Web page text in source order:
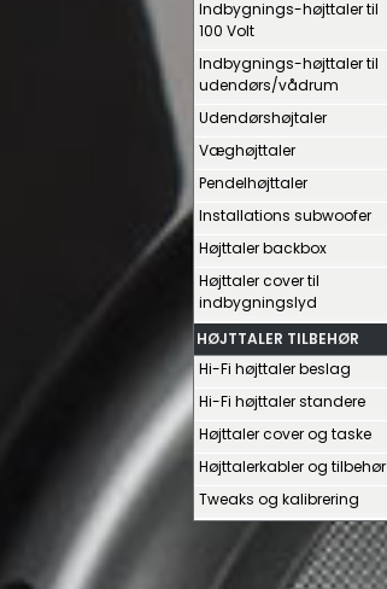
Indbygnings-højttaler til
100 Volt
Indbygnings-højttaler til
udendørs/vådrum
Udendørshøjtaler
Væghøjttaler
Pendelhøjttaler
Installations subwoofer
Højttaler backbox
Højttaler cover til
indbygningslyd
HØJTTALER TILBEHØR
Hi-Fi højttaler beslag
Hi-Fi højttaler standere
Højttaler cover og taske
Højttalerkabler og tilbehør
Tweaks og kalibrering